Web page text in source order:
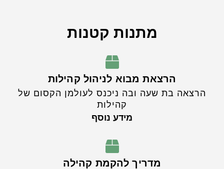
מתנות קטנות
הרצאת מבוא לניהול קהילות
הרצאה בת שעה ובה ניכנס לעולמן הקסום של
קהילות
מידע נוסף
מדריך להקמת קהילה